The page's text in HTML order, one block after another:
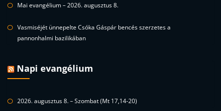
Mai evangélium – 2026. augusztus 8.
Vasmiséjét ünnepelte Csóka Gáspár bencés szerzetes a
pannonhalmi bazilikában
Napi evangélium
2026. augusztus 8. – Szombat (Mt 17,14-20)